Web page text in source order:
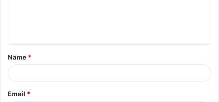
Name *
Email *